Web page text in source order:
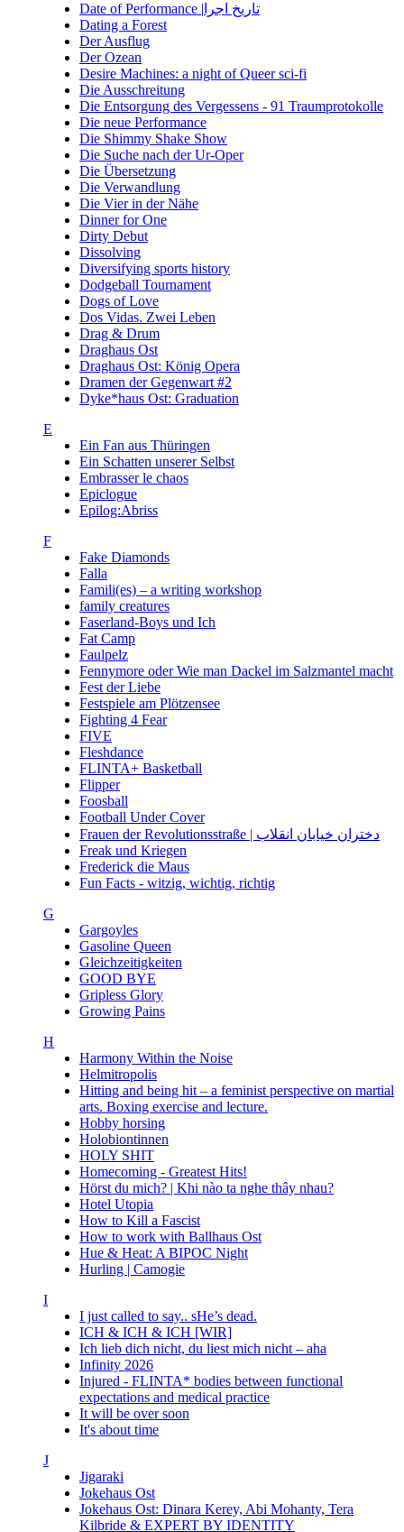
Date of Performance |تاریخ اجرا
Dating a Forest
Der Ausflug
Der Ozean
Desire Machines: a night of Queer sci-fi
Die Ausschreitung
Die Entsorgung des Vergessens - 91 Traumprotokolle
Die neue Performance
Die Shimmy Shake Show
Die Suche nach der Ur-Oper
Die Übersetzung
Die Verwandlung
Die Vier in der Nähe
Dinner for One
Dirty Debut
Dissolving
Diversifying sports history
Dodgeball Tournament
Dogs of Love
Dos Vidas. Zwei Leben
Drag & Drum
Draghaus Ost
Draghaus Ost: König Opera
Dramen der Gegenwart #2
Dyke*haus Ost: Graduation
E
Ein Fan aus Thüringen
Ein Schatten unserer Selbst
Embrasser le chaos
Epiclogue
Epilog:Abriss
F
Fake Diamonds
Falla
Famili(es) – a writing workshop
family creatures
Faserland-Boys und Ich
Fat Camp
Faulpelz
Fennymore oder Wie man Dackel im Salzmantel macht
Fest der Liebe
Festspiele am Plötzensee
Fighting 4 Fear
FIVE
Fleshdance
FLINTA+ Basketball
Flipper
Foosball
Football Under Cover
Frauen der Revolutionsstraße | دختران خیابان انقلاب
Freak und Kriegen
Frederick die Maus
Fun Facts - witzig, wichtig, richtig
G
Gargoyles
Gasoline Queen
Gleichzeitigkeiten
GOOD BYE
Gripless Glory
Growing Pains
H
Harmony Within the Noise
Helmitropolis
Hitting and being hit – a feminist perspective on martial
arts. Boxing exercise and lecture.
Hobby horsing
Holobiontinnen
HOLY SHIT
Homecoming - Greatest Hits!
Hörst du mich? | Khi nào ta nghe thây nhau?
Hotel Utopia
How to Kill a Fascist
How to work with Ballhaus Ost
Hue & Heat: A BIPOC Night
Hurling | Camogie
I
I just called to say.. sHe’s dead.
ICH & ICH & ICH [WIR]
Ich lieb dich nicht, du liest mich nicht – aha
Infinity 2026
Injured - FLINTA* bodies between functional
expectations and medical practice
It will be over soon
It's about time
J
Jigaraki
Jokehaus Ost
Jokehaus Ost: Dinara Kerey, Abi Mohanty, Tera
Kilbride & EXPERT BY IDENTITY